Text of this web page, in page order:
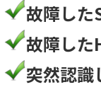
故障した
故障した
突然認識